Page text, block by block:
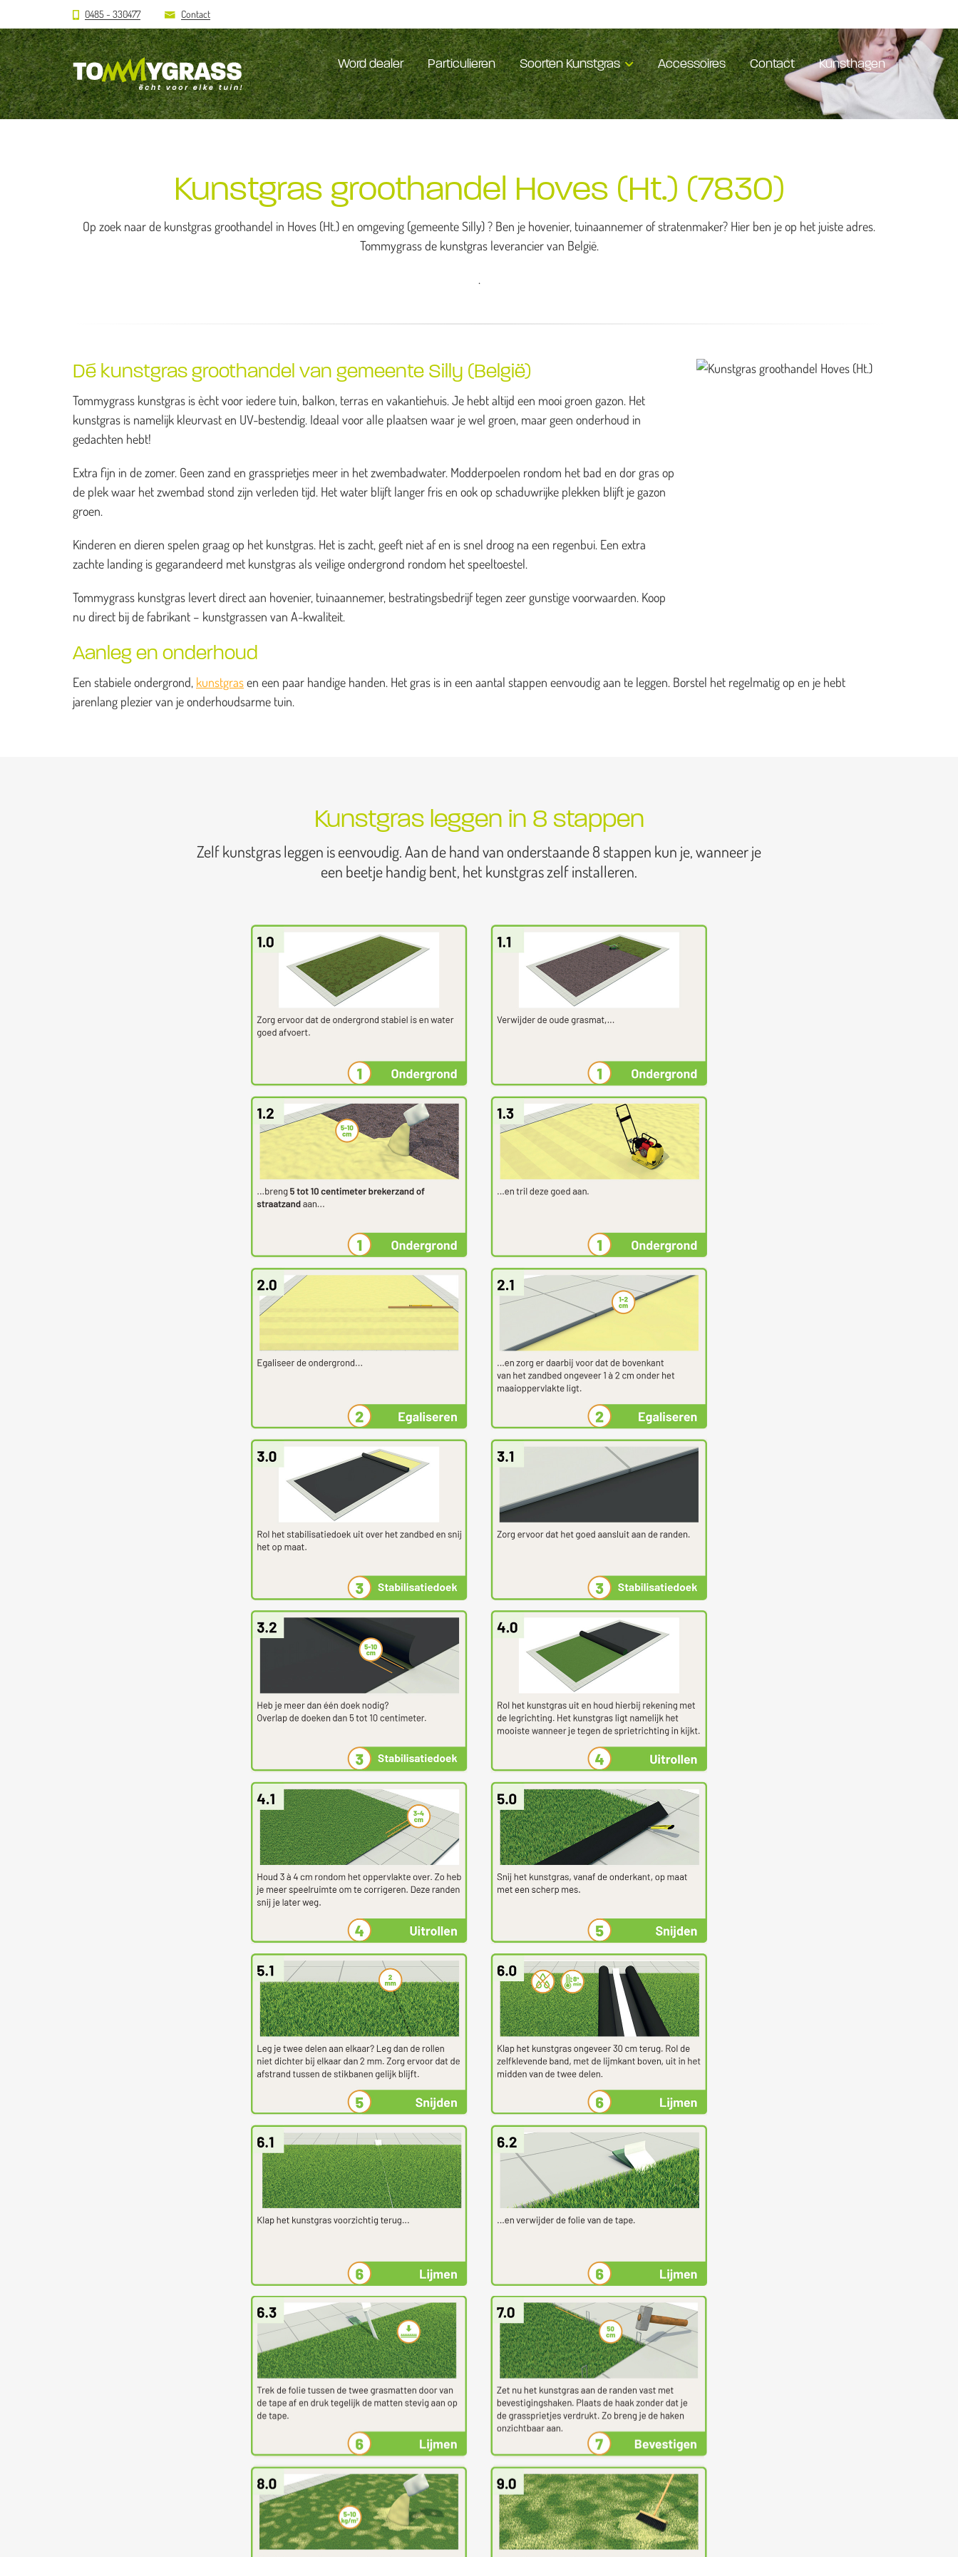
0485 - 330477 Contact
Word dealer Particulieren Soorten Kunstgras Accessoires Contact Kunsthagen
Kunstgras groothandel Hoves (Ht.) (7830)
Op zoek naar de kunstgras groothandel in Hoves (Ht.) en omgeving (gemeente Silly) ? Ben je hovenier, tuinaannemer of stratenmaker? Hier ben je op het juiste adres.
Tommygrass de kunstgras leverancier van België.
.
Dé kunstgras groothandel van gemeente Silly (België)
Tommygrass kunstgras is ècht voor iedere tuin, balkon, terras en vakantiehuis. Je hebt altijd een mooi groen gazon. Het
kunstgras is namelijk kleurvast en UV-bestendig. Ideaal voor alle plaatsen waar je wel groen, maar geen onderhoud in
gedachten hebt!
Extra fijn in de zomer. Geen zand en grassprietjes meer in het zwembadwater. Modderpoelen rondom het bad en dor gras op
de plek waar het zwembad stond zijn verleden tijd. Het water blijft langer fris en ook op schaduwrijke plekken blijft je gazon
groen.
Kinderen en dieren spelen graag op het kunstgras. Het is zacht, geeft niet af en is snel droog na een regenbui. Een extra
zachte landing is gegarandeerd met kunstgras als veilige ondergrond rondom het speeltoestel.
Tommygrass kunstgras levert direct aan hovenier, tuinaannemer, bestratingsbedrijf tegen zeer gunstige voorwaarden. Koop
nu direct bij de fabrikant – kunstgrassen van A-kwaliteit.
Aanleg en onderhoud
Een stabiele ondergrond, kunstgrasen een paar handige handen. Het gras is in een aantal stappen eenvoudig aan te leggen. Borstel het regelmatig op en je hebt
jarenlang plezier van je onderhoudsarme tuin.
Kunstgras leggen in 8 stappen
Zelf kunstgras leggen is eenvoudig. Aan de hand van onderstaande 8 stappen kun je, wanneer je
een beetje handig bent, het kunstgras zelf installeren.